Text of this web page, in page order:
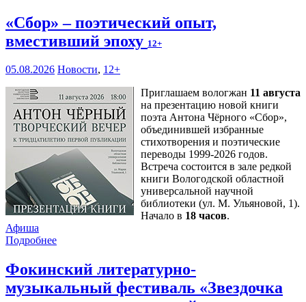
«Сбор» – поэтический опыт,
вместивший эпоху 12+
05.08.2026 Новости, 12+
Приглашаем вологжан 11 августа
на презентацию новой книги
поэта Антона Чёрного «Сбор»,
объединившей избранные
стихотворения и поэтические
переводы 1999-2026 годов.
Встреча состоится в зале редкой
книги Вологодской областной
универсальной научной
библиотеки (ул. М. Ульяновой, 1).
Начало в 18 часов.
Афиша
Подробнее
Фокинский литературно-
музыкальный фестиваль «Звездочка